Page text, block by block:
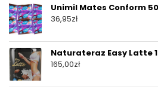
Unimil Mates Conform
36,95zł
Naturateraz Easy Latte
165,00zł